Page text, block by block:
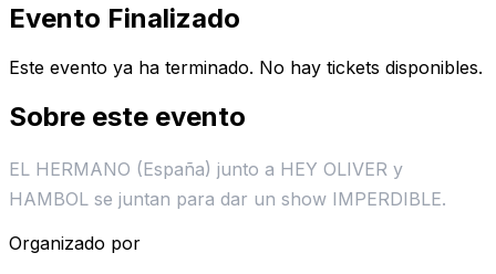
Evento Finalizado
Este evento ya ha terminado. No hay tickets disponibles.
Sobre este evento
EL HERMANO (España) junto a HEY OLIVER y
HAMBOL se juntan para dar un show IMPERDIBLE.
Organizado por